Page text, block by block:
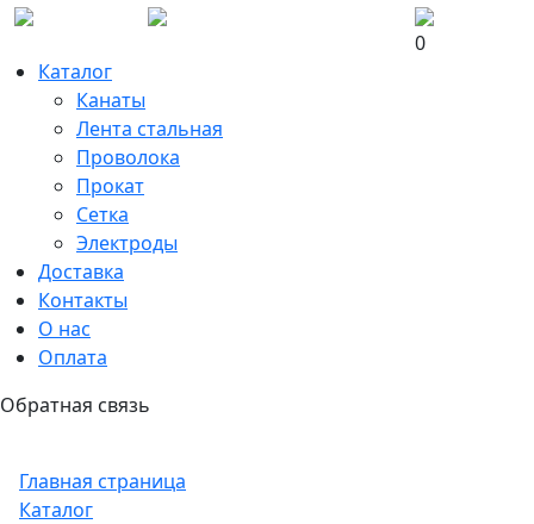
0
Каталог
Канаты
Лента стальная
Проволока
Прокат
Сетка
Электроды
Доставка
Контакты
О нас
Оплата
Обратная связь
Главная страница
Каталог